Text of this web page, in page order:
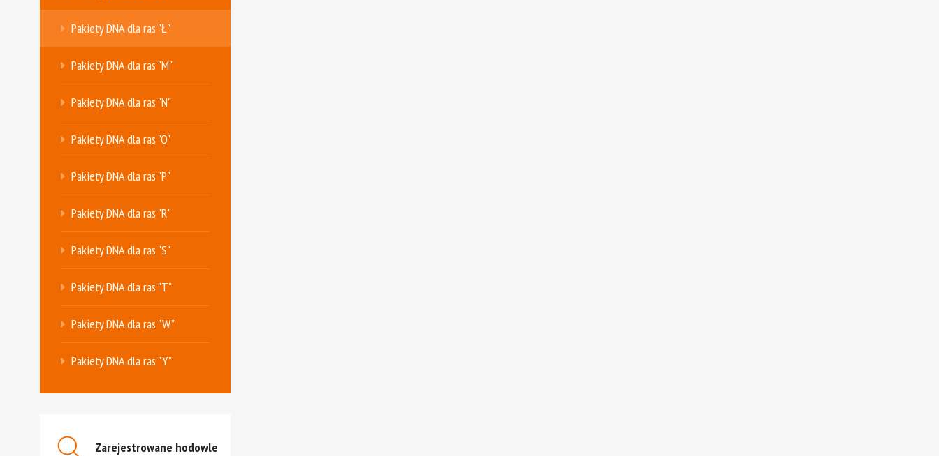
Pakiety DNA dla ras "Ł"
Pakiety DNA dla ras "M"
Pakiety DNA dla ras "N"
Pakiety DNA dla ras "O"
Pakiety DNA dla ras "P"
Pakiety DNA dla ras "R"
Pakiety DNA dla ras "S"
Pakiety DNA dla ras "T"
Pakiety DNA dla ras "W"
Pakiety DNA dla ras "Y"
Zarejestrowane hodowle